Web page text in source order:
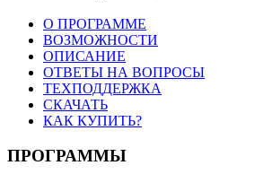
О ПРОГРАММЕ
ВОЗМОЖНОСТИ
ОПИСАНИЕ
ОТВЕТЫ НА ВОПРОСЫ
ТЕХПОДДЕРЖКА
СКАЧАТЬ
КАК КУПИТЬ?
ПРОГРАММЫ